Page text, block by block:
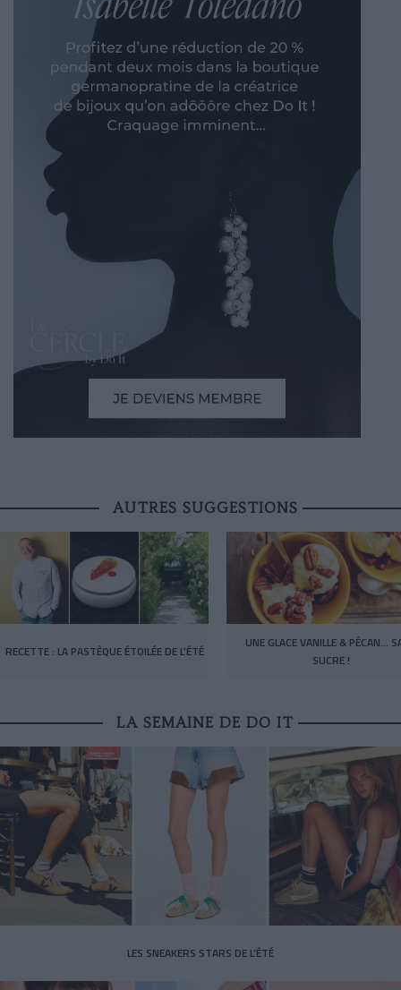
AUTRES SUGGESTIONS
RECETTE : LA PASTÈQUE ÉTOILÉE DE L’ÉTÉ
UNE GLACE VANILLE & PÉCAN…
SUCRE !
LA SEMAINE DE DO IT
LES SNEAKERS STARS DE L’ÉTÉ